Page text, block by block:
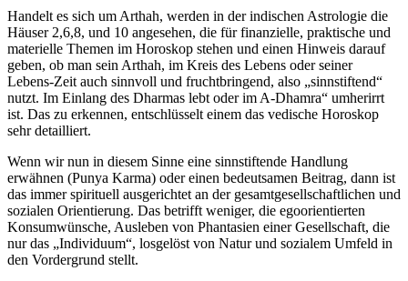
Handelt es sich um Arthah, werden in der indischen Astrologie die
Häuser 2,6,8, und 10 angesehen, die für finanzielle, praktische und
materielle Themen im Horoskop stehen und einen Hinweis darauf
geben, ob man sein Arthah, im Kreis des Lebens oder seiner
Lebens-Zeit auch sinnvoll und fruchtbringend, also „sinnstiftend“
nutzt. Im Einlang des Dharmas lebt oder im A-Dhamra“ umherirrt
ist. Das zu erkennen, entschlüsselt einem das vedische Horoskop
sehr detailliert.
Wenn wir nun in diesem Sinne eine sinnstiftende Handlung
erwähnen (Punya Karma) oder einen bedeutsamen Beitrag, dann ist
das immer spirituell ausgerichtet an der gesamtgesellschaftlichen und
sozialen Orientierung. Das betrifft weniger, die egoorientierten
Konsumwünsche, Ausleben von Phantasien einer Gesellschaft, die
nur das „Individuum“, losgelöst von Natur und sozialem Umfeld in
den Vordergrund stellt.